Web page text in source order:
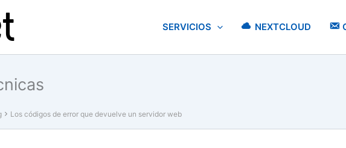
SERVICIOS NEXTCLOUD
Los códigos de error que devuelve un servidor web